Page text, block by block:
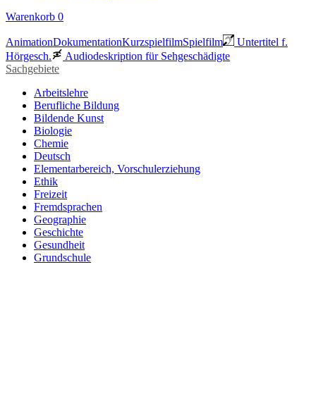
Warenkorb 0
AnimationDokumentationKurzspielfilmSpielfilm
Untertitel f.
Hörgesch.
Audiodeskription für Sehgeschädigte
Sachgebiete
Arbeitslehre
Berufliche Bildung
Bildende Kunst
Biologie
Chemie
Deutsch
Elementarbereich, Vorschulerziehung
Ethik
Freizeit
Fremdsprachen
Geographie
Geschichte
Gesundheit
Grundschule